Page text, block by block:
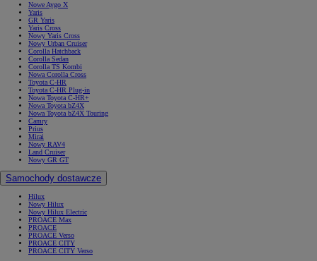
Nowe Aygo X
Yaris
GR Yaris
Yaris Cross
Nowy Yaris Cross
Nowy Urban Cruiser
Corolla Hatchback
Corolla Sedan
Corolla TS Kombi
Nowa Corolla Cross
Toyota C-HR
Toyota C-HR Plug-in
Nowa Toyota C-HR+
Nowa Toyota bZ4X
Nowa Toyota bZ4X Touring
Camry
Prius
Mirai
Nowy RAV4
Land Cruiser
Nowy GR GT
Samochody dostawcze
Hilux
Nowy Hilux
Nowy Hilux Electric
PROACE Max
PROACE
PROACE Verso
PROACE CITY
PROACE CITY Verso